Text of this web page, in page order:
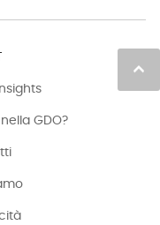
keyboard_arrow_up
GDO?